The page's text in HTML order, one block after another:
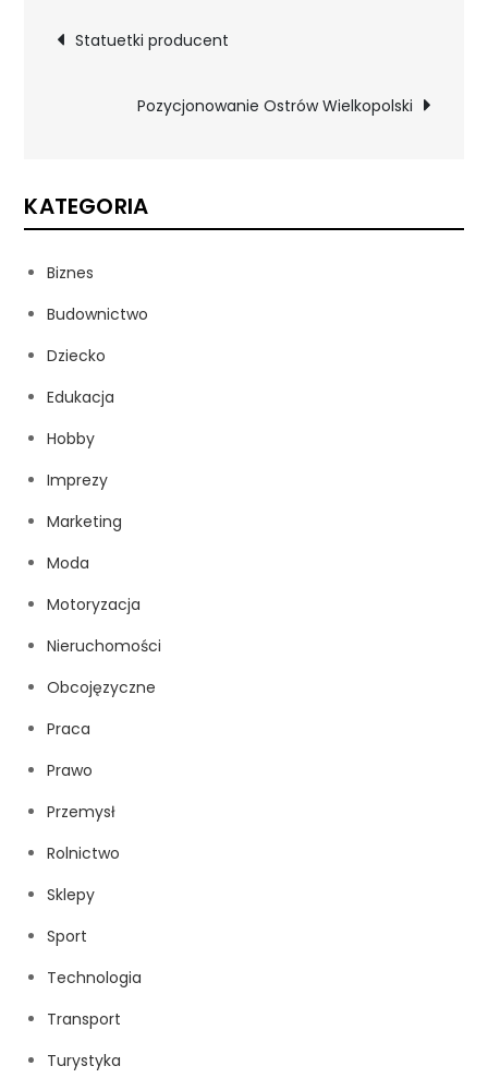
Nawigacja
wpisu
Statuetki producent
Pozycjonowanie Ostrów Wielkopolski
KATEGORIA
Biznes
Budownictwo
Dziecko
Edukacja
Hobby
Imprezy
Marketing
Moda
Motoryzacja
Nieruchomości
Obcojęzyczne
Praca
Prawo
Przemysł
Rolnictwo
Sklepy
Sport
Technologia
Transport
Turystyka